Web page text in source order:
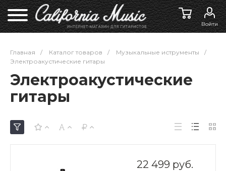
Войти
Главная / Каталог товаров / Музыкальные иструменты
/
Электроакустические гитары
Электроакустические
гитары
22 499 руб.